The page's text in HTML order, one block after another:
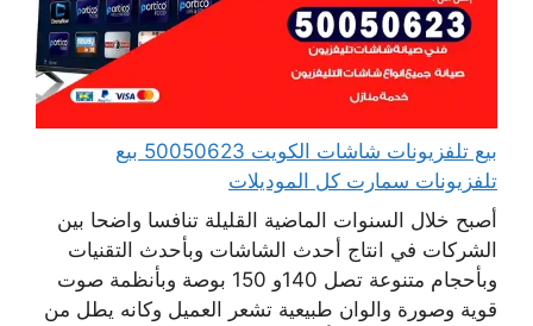
بيع تلفزيونات شاشات الكويت 50050623 بيع
تلفزيونات سمارت كل الموديلات
أصبح خلال السنوات الماضية القليلة تنافسا واضحا بين
الشركات في انتاج أحدث الشاشات وبأحدث التقنيات
وبأحجام متنوعة تصل 140و 150 بوصة وبأنظمة صوت
قوية وصورة والوان طبيعية تشعر العميل وكانه يطل من